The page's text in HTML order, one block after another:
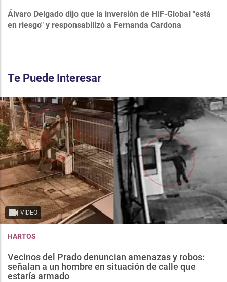
Álvaro Delgado dijo que la inversión de HIF-Global "está
en riesgo" y responsabilizó a Fernanda Cardona
Te Puede Interesar
VIDEO
HARTOS
Vecinos del Prado denuncian amenazas y robos:
señalan a un hombre en situación de calle que
estaría armado